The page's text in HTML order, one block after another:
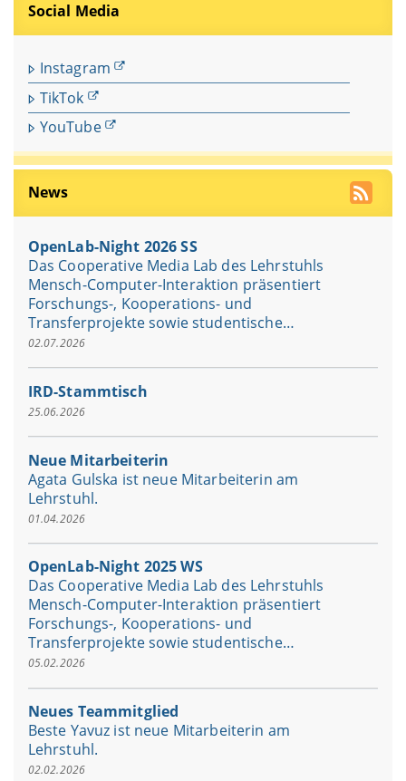
Social Media
Instagram
TikTok
YouTube
News
OpenLab-Night 2026 SS
Das Cooperative Media Lab des Lehrstuhls
Mensch-Computer-Interaktion präsentiert
Forschungs-, Kooperations- und
Transferprojekte sowie studentische…
02.07.2026
IRD-Stammtisch
25.06.2026
Neue Mitarbeiterin
Agata Gulska ist neue Mitarbeiterin am
Lehrstuhl.
01.04.2026
OpenLab-Night 2025 WS
Das Cooperative Media Lab des Lehrstuhls
Mensch-Computer-Interaktion präsentiert
Forschungs-, Kooperations- und
Transferprojekte sowie studentische…
05.02.2026
Neues Teammitglied
Beste Yavuz ist neue Mitarbeiterin am
Lehrstuhl.
02.02.2026